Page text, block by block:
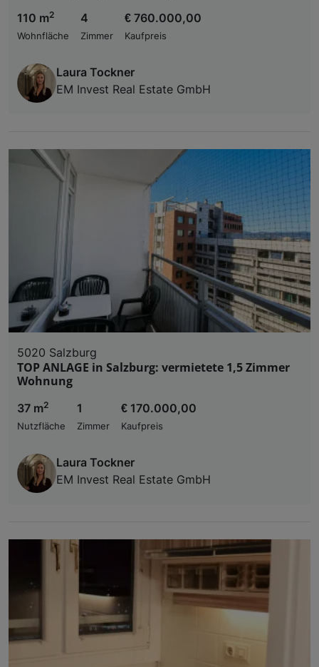
110 m2
Wohnfläche
4
Zimmer
€ 760.000,00
Kaufpreis
Laura Tockner
EM Invest Real Estate GmbH
5020 Salzburg
TOP ANLAGE in Salzburg: vermietete 1,5 Zimmer
Wohnung
37 m2
Nutzfläche
1
Zimmer
€ 170.000,00
Kaufpreis
Laura Tockner
EM Invest Real Estate GmbH